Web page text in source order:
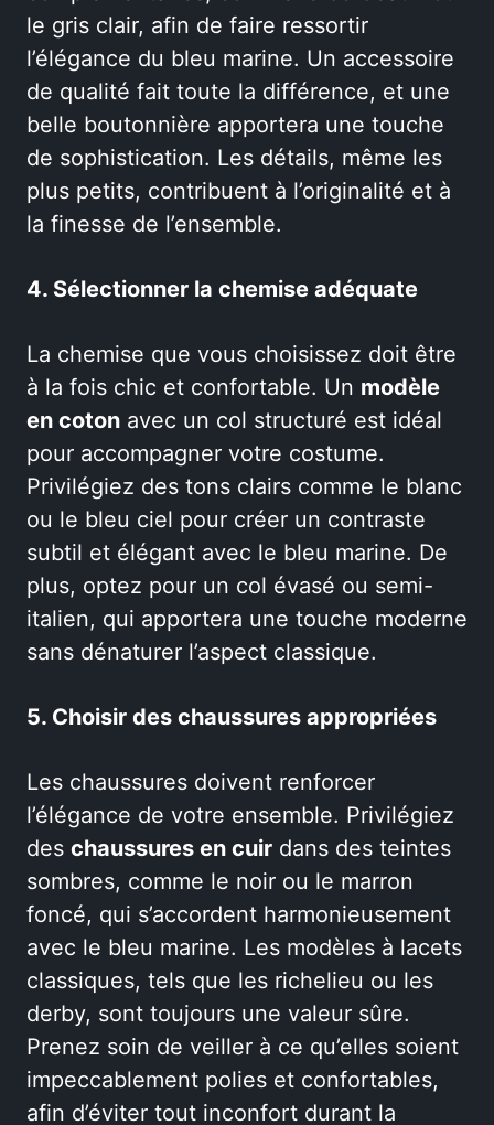
le gris clair, afin de faire ressortir
l’élégance du bleu marine. Un accessoire
de qualité fait toute la différence, et une
belle boutonnière apportera une touche
de sophistication. Les détails, même les
plus petits, contribuent à l’originalité et à
la finesse de l’ensemble.
4. Sélectionner la chemise adéquate
La chemise que vous choisissez doit être
à la fois chic et confortable. Un modèle
en coton avec un col structuré est idéal
pour accompagner votre costume.
Privilégiez des tons clairs comme le blanc
ou le bleu ciel pour créer un contraste
subtil et élégant avec le bleu marine. De
plus, optez pour un col évasé ou semi-
italien, qui apportera une touche moderne
sans dénaturer l’aspect classique.
5. Choisir des chaussures appropriées
Les chaussures doivent renforcer
l’élégance de votre ensemble. Privilégiez
des chaussures en cuir dans des teintes
sombres, comme le noir ou le marron
foncé, qui s’accordent harmonieusement
avec le bleu marine. Les modèles à lacets
classiques, tels que les richelieu ou les
derby, sont toujours une valeur sûre.
Prenez soin de veiller à ce qu’elles soient
impeccablement polies et confortables,
afin d’éviter tout inconfort durant la